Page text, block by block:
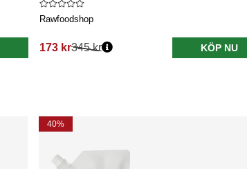
Rawfoodshop
173 kr345 kr KÖP NU
40%